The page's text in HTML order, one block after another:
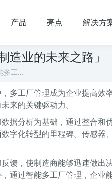
产品 亮点 解决方
造业的未来之路」
多工…
多工厂管理成为企业提高
来的关键驱动力。
据分析为基础，通过整合
字化转型的里程碑。传感
馈，使制造商能够迅速做
通过智能多工厂管理，企